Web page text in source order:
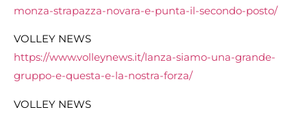
monza-strapazza-novara-e-punta-il-secondo-posto/
VOLLEY NEWS
https://www.volleynews.it/lanza-siamo-una-grande-
gruppo-e-questa-e-la-nostra-forza/
VOLLEY NEWS